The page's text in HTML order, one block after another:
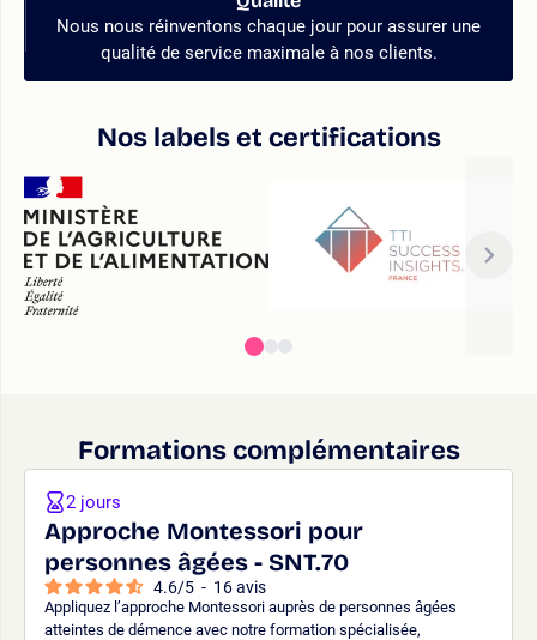
Nous nous réinventons chaque jour pour assurer une
qualité de service maximale à nos clients.
Nos labels et certifications
Formations complémentaires
Approche Montessori pour
personnes âgées - SNT.70
4.6/5 - 16avis
Appliquez l’approche Montessori auprès de personnes âgées
atteintes de démence avec notre formation spécialisée,
2 jours